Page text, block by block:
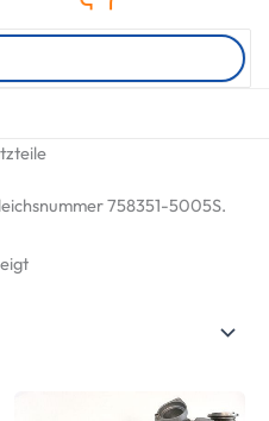
758351-5005S.
Nach